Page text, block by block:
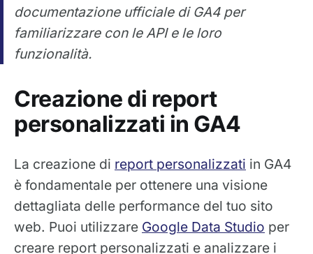
documentazione ufficiale di GA4 per
familiarizzare con le API e le loro
funzionalità.
Creazione di report
personalizzati in GA4
La creazione di report personalizzati in GA4
è fondamentale per ottenere una visione
dettagliata delle performance del tuo sito
web. Puoi utilizzare Google Data Studio per
creare report personalizzati e analizzare i